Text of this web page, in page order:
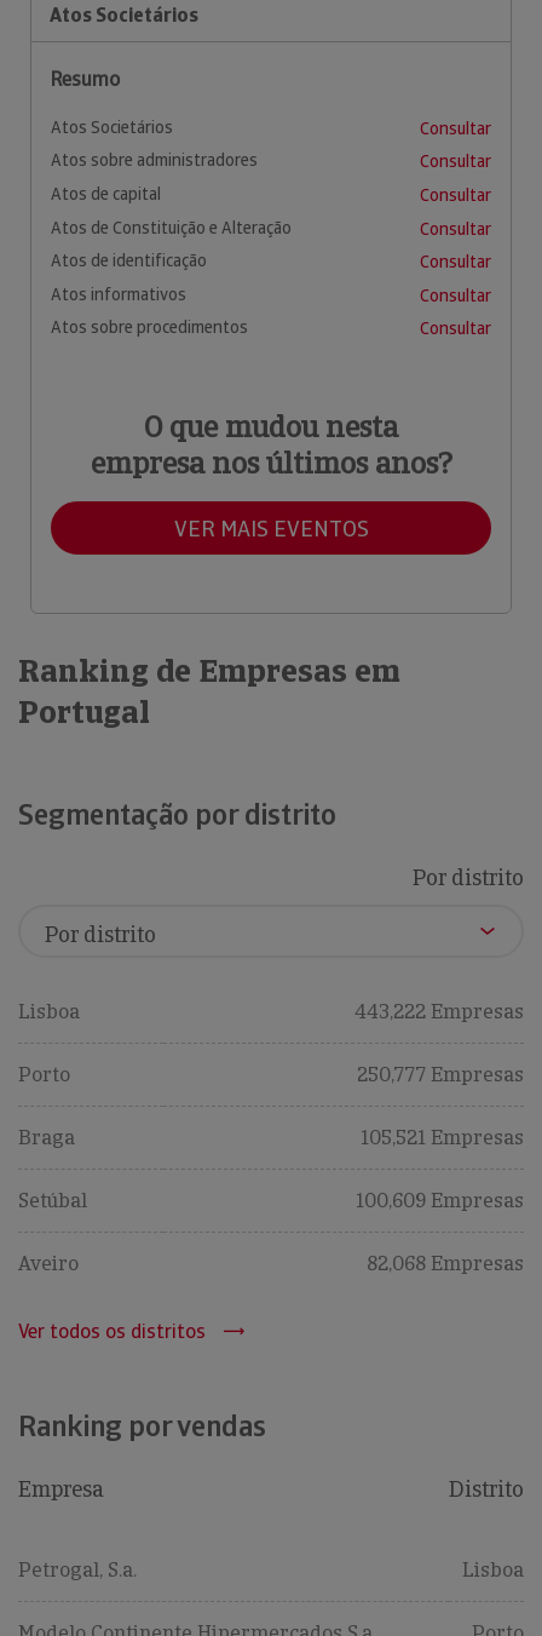
Atos Societários
Resumo
Atos Societários
Consultar
Atos sobre administradores
Consultar
Atos de capital
Consultar
Atos de Constituição e Alteração
Consultar
Atos de identificação
Consultar
Atos informativos
Consultar
Atos sobre procedimentos
Consultar
O que mudou nesta
empresa nos últimos anos?
VER MAIS EVENTOS
Ranking de Empresas em
Portugal
Segmentação por distrito
Por distrito
Lisboa 443,222 Empresas
Porto 250,777 Empresas
Braga 105,521 Empresas
Setúbal 100,609 Empresas
Aveiro 82,068 Empresas
Ver todos os distritos
Ranking por vendas
Empresa Distrito
Petrogal, S.a. Lisboa